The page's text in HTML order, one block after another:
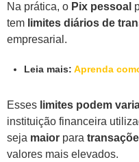
Na prática, o Pix pessoal
tem limites diários de
empresarial.
Leia mais: Aprenda
Esses limites podem
instituição financeira
seja maior para
valores mais elevados.